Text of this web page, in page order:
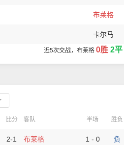
布莱格
卡尔马
近5次交战，布莱格 0胜 2平
比分 客队 半场 胜负
2-1 布莱格 1 - 0 负